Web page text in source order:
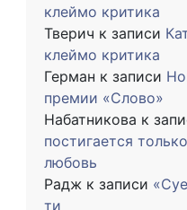
клеймо критика
Тверич к записи
клеймо критика
Герман к записи
премии «Слово»
Набатникова к
постигается
любовь
Радж к записи
ти